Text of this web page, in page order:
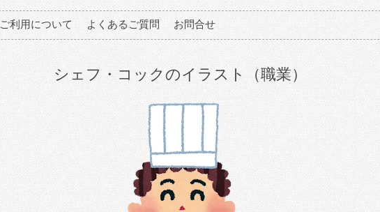
ご利用について よくあるご質問 お問合せ
シェフ・コックのイラスト（職業）